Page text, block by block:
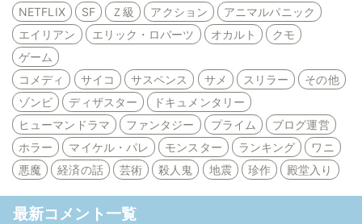
NETFLIX SF Ｚ級 アクション
アニマルパニック
エイリアン
エリック・ロバーツ オカルト
クモ
ゲーム
コメディ
サイコ サスペンス サメ スリラー
その他
ゾンビ
ディザスター
ドキュメンタリー
ヒューマンドラマ
ファンタジー プライム
ブログ運営
ホラー
マイケル・パレ モンスター ランキング
ワニ
悪魔
経済の話 芸術 殺人鬼 地震 珍作 殿堂入り
最新コメント一覧